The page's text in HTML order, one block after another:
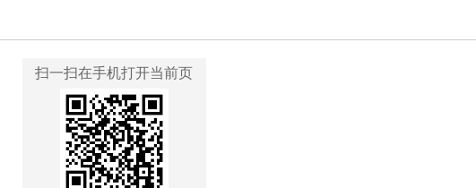
扫一扫在手机打开当前页